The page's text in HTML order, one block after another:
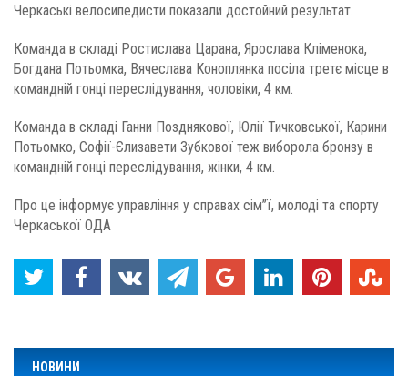
Черкаські велосипедисти показали достойний результат.
Команда в складі Ростислава Царана, Ярослава Кліменока,
Богдана Потьомка, Вячеслава Коноплянка посіла третє місце в
командній гонці переслідування, чоловіки, 4 км.
Команда в складі Ганни Позднякової, Юлії Тичковської, Карини
Потьомко, Софії-Єлизавети Зубкової теж виборола бронзу в
командній гонці переслідування, жінки, 4 км.
Про це інформує управління у справах сім’’ї, молоді та спорту
Черкаської ОДА
НОВИНИ